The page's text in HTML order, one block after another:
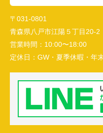
〒031-0801
青森県八戸市江陽５丁目20-2
営業時間： 10:00〜18:00
定休日： GW・夏季休暇・年